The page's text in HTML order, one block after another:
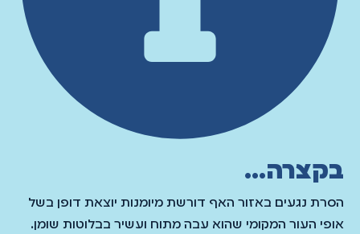
בקצרה...
הסרת נגעים באזור האף דורשת מיומנות יוצאת דופן בשל
אופי העור המקומי שהוא עבה מתוח ועשיר בבלוטות שומן.